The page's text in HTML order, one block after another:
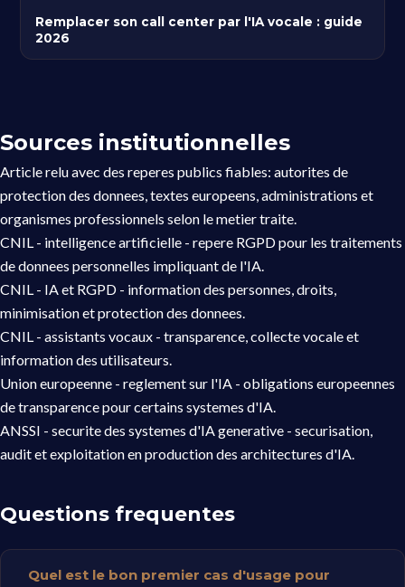
Remplacer son call center par l'IA vocale : guide
2026
Sources institutionnelles
Article relu avec des reperes publics fiables: autorites de
protection des donnees, textes europeens, administrations et
organismes professionnels selon le metier traite.
CNIL - intelligence artificielle - repere RGPD pour les traitements
de donnees personnelles impliquant de l'IA.
CNIL - IA et RGPD - information des personnes, droits,
minimisation et protection des donnees.
CNIL - assistants vocaux - transparence, collecte vocale et
information des utilisateurs.
Union europeenne - reglement sur l'IA - obligations europeennes
de transparence pour certains systemes d'IA.
ANSSI - securite des systemes d'IA generative - securisation,
audit et exploitation en production des architectures d'IA.
Questions frequentes
Quel est le bon premier cas d'usage pour